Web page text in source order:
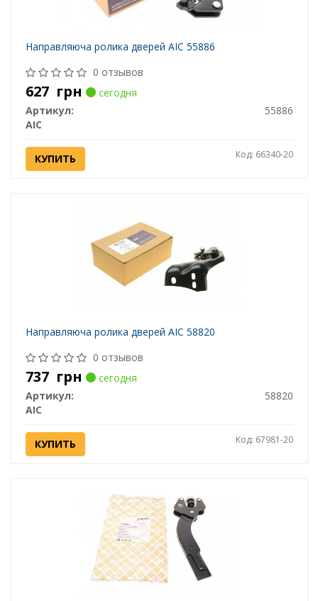
Направляюча ролика дверей AIC 55886
0 отзывов
627 грн
сегодня
Артикул:
55886
AIC
КУПИТЬ Код: 66340-20
Направляюча ролика дверей AIC 58820
0 отзывов
737 грн
сегодня
Артикул:
58820
AIC
КУПИТЬ Код: 67981-20